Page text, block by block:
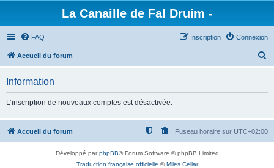
La Canaille de Fal Druim -
FAQ Connexion
Inscription
Accueil du forum
r
c
Information
L’inscription de nouveaux comptes est désactivée.
Accueil du forum Fuseau horaire sur UTC+02:00
Développé parphpBB® Forum Software © phpBB Limited
Traduction française officielle ©Miles Cellar